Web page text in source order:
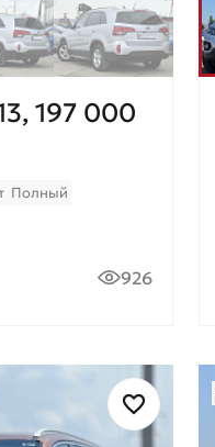
197 000
Полный
926